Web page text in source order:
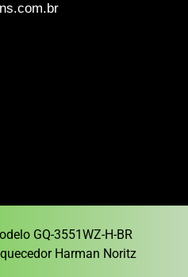
GQ-3551WZ-H-BR
Harman Noritz